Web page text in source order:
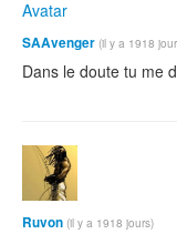
SAAvenger (il y a 1918
Dans le doute tu me
Ruvon (il y a 1918 jours)